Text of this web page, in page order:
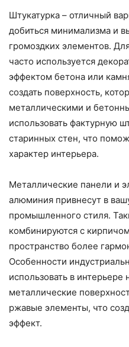
Штукатурка – отличный
добиться минимализма и
громоздких элементов.
часто используется
эффектом бетона или
создать поверхность,
металлическими и
использовать фактурную
старинных стен, что
характер интерьера.
Металлические панели и
алюминия привнесут в
промышленного стиля.
комбинируются с
пространство более
Особенности
использовать в интерьере
металлические
ржавые элементы, что
эффект.